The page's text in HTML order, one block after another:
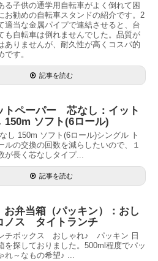
る子供の通学用自転車がよく倒れて困
お勧めの自転車スタンドの紹介です。2
適当な金属パイプで連結させると、台
も自転車は倒れませんでした。品質が
ありませんが、耐久性が高くコスパ的
です。
記事を読む
トペーパー 芯なし：イット
150m ソフト(6ロール)
し 150m ソフト(6ロール)シングル ト
ルの交換の回数を減らしたいので、１
が長く芯なしタイプ...
記事を読む
弁当箱（パッキン）：おし
ノス タイトランチ
チボックス おしゃれ♪ パッキン 日
を探しておりました。500ml程度でパッ
れ～なもの希望♪ ...